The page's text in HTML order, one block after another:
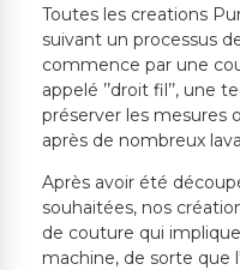
Toutes les creations
suivant un processus
commence par une
appelé ’’droit fil’’, une
préserver les mesures
après de nombreux
Après avoir été
souhaitées, nos
de couture qui
machine, de sorte que